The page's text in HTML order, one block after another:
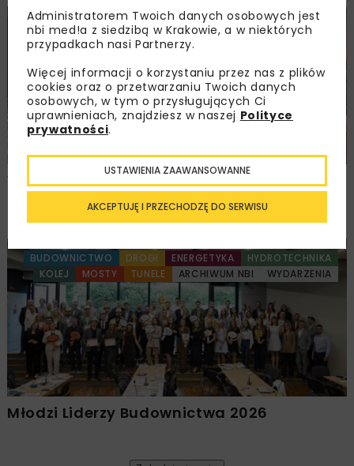
DROGI MOSTY TUNELE ARCHIWUM NBI WYDARZENIA
Walne zgromadzenie członków
Ogólnopolskiej Izby Gospodarczej
Drogownictwa
BUDOWNICTWO DROGI ENERGETYKA
HYDROTECHNIKA
KOLEJ
MOSTY TUNELE ARCHIWUM NBI WYDARZENIA
Młodzi Liderzy Budownictwa 2026
Administratorem Twoich danych osobowych jest
nbi med!a z siedzibą w Krakowie, a w niektórych
przypadkach nasi Partnerzy.
Więcej informacji o korzystaniu przez nas z plików
cookies oraz o przetwarzaniu Twoich danych
osobowych, w tym o przysługujących Ci
uprawnieniach, znajdziesz w naszej Polityce
prywatności.
AKCEPTUJĘ I PRZECHODZĘ DO SERWISU
USTAWIENIA ZAAWANSOWANNE